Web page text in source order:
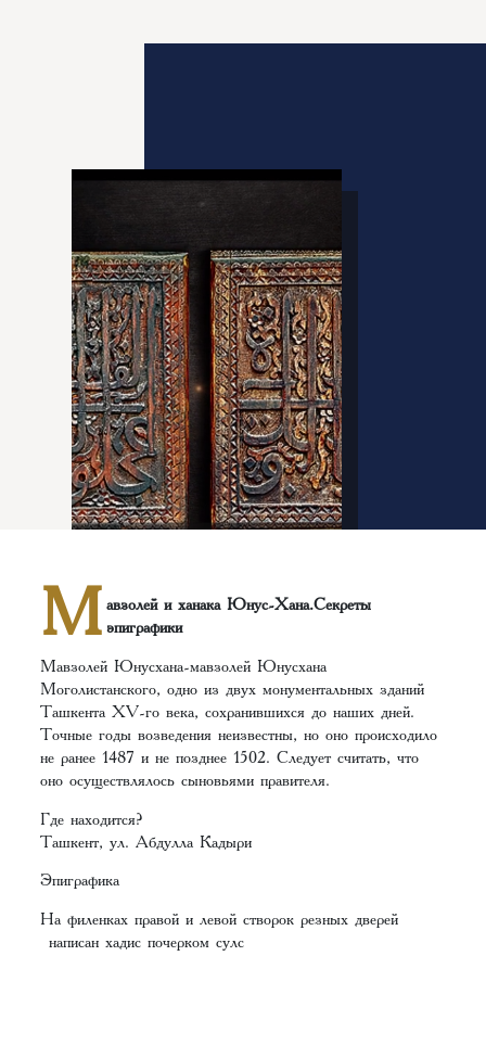
М авзолей и ханака Юнус-Хана.Секреты
эпиграфики
Мавзолей Юнусхана-мавзолей Юнусхана
Моголистанского, одно из двух монументальных зданий
Ташкента XV-го века, сохранившихся до наших дней.
Точные годы возведения неизвестны, но оно происходило
не ранее 1487 и не позднее 1502. Следует считать, что
оно осуществлялось сыновьями правителя.
Где находится?
Ташкент, ул. Абдулла Кадыри
Эпиграфика
На филенках правой и левой створок резных дверей
написан хадис почерком сулс